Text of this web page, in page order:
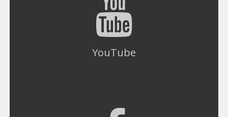
YouTube